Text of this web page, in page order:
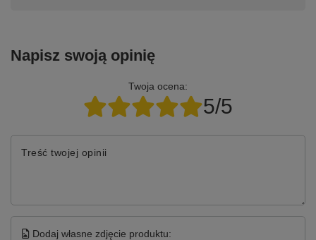
Napisz swoją opinię
Twoja ocena:
5/5
Treść twojej opinii
Dodaj własne zdjęcie produktu: